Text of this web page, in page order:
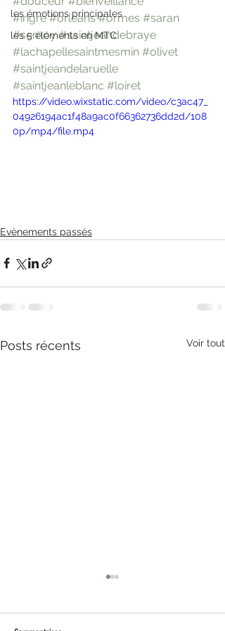
les émotions principales
les 5 éléments en MTC
#ingré #orléans #ormes #saran
#semoy #saintjeandebraye
#lachapellesaintmesmin #olivet
#saintjeandelaruelle
#saintjeanleblanc #loiret
https://video.wixstatic.com/video/c3ac47_
04926194ac1f48a9ac0f66362736dd2d/108
0p/mp4/file.mp4
Evènements passés
Posts récents Voir tout